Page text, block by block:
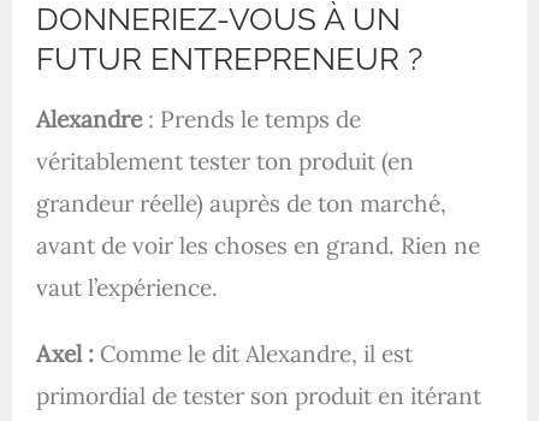
DONNERIEZ-VOUS À UN
FUTUR ENTREPRENEUR ?
Alexandre: Prends le temps de
véritablement tester ton produit (en
grandeur réelle) auprès de ton marché,
avant de voir les choses en grand. Rien ne
vaut l’expérience.
Axel : Comme le dit Alexandre, il est
primordial de tester son produit en itérant